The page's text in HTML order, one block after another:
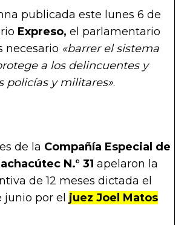
publicada este lunes 6 de
Expreso, el parlamentario
necesario «barrer el sistema
a los delincuentes y
policías y militares».
de la Compañía Especial de
N.° 31 apelaron la
de 12 meses dictada el
junio por el juez Joel Matos